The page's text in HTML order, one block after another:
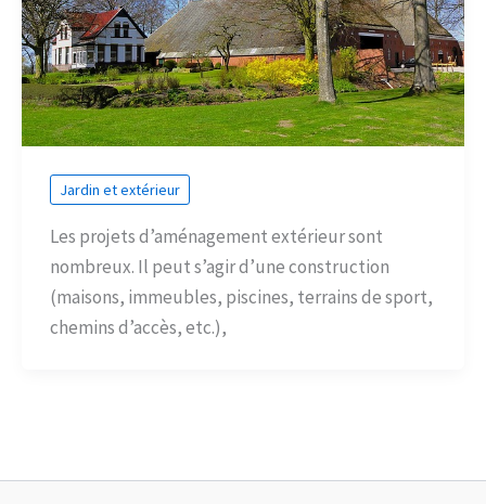
Jardin et extérieur
Les projets d’aménagement extérieur sont
nombreux. Il peut s’agir d’une construction
(maisons, immeubles, piscines, terrains de sport,
chemins d’accès, etc.),